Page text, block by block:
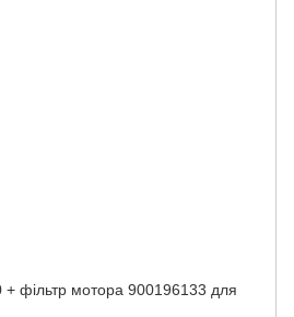
+ фільтр мотора 900196133 для